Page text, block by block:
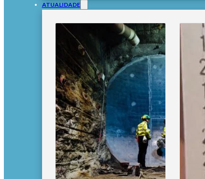
ATUALIDADE